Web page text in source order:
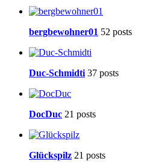
bergbewohner01 52 posts
Duc-Schmidti 37 posts
DocDuc 21 posts
Glückspilz 21 posts